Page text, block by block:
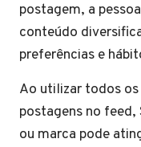
postagem, a
conteúdo
preferências e
Ao utilizar todos
postagens no feed,
ou marca pode